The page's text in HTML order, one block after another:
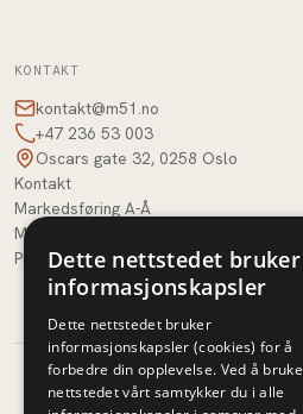
KONTAKT
kontakt@m51.no
+47 236 53 003
Oscars gate 32, 0258 Oslo
Kontakt
Markedsføring A-Å
M51 AI
ProfilbankDette nettstedet bruker
informasjonskapsler
Dette nettstedet bruker
informasjonskapsler (cookies) for å
forbedre din opplevelse. Ved å bruke
nettstedet vårt samtykker du i alle